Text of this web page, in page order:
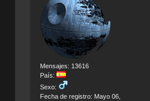
Mensajes: 13616
País:
Sexo:
Fecha de registro: Mayo 06,